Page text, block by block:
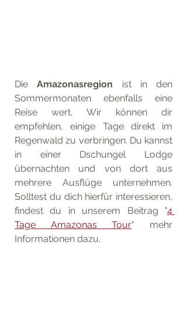
Die Amazonasregion ist in den
Sommermonaten ebenfalls eine
Reise wert. Wir können dir
empfehlen, einige Tage direkt im
Regenwald zu verbringen. Du kannst
in einer Dschungel Lodge
übernachten und von dort aus
mehrere Ausflüge unternehmen.
Solltest du dich hierfür interessieren,
findest du in unserem Beitrag "4
Tage Amazonas Tour" mehr
Informationen dazu.